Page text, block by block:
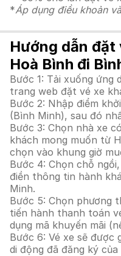
*Áp dụng điều khoản
Hướng dẫn
Hoà Bình đi
Bước 1: Tải xuống ứng
trang web đặt vé xe
Bước 2: Nhập điểm
(Bình Minh), sau đó
Bước 3: Chọn nhà xe
khách mong muốn từ
chọn vào khung giờ
Bước 4: Chọn chỗ
điền thông tin hành
Minh.
Bước 5: Chọn phương
tiến hành thanh toán
dụng mã khuyến mãi
Bước 6: Vé xe sẽ được
di động đã đăng ký của